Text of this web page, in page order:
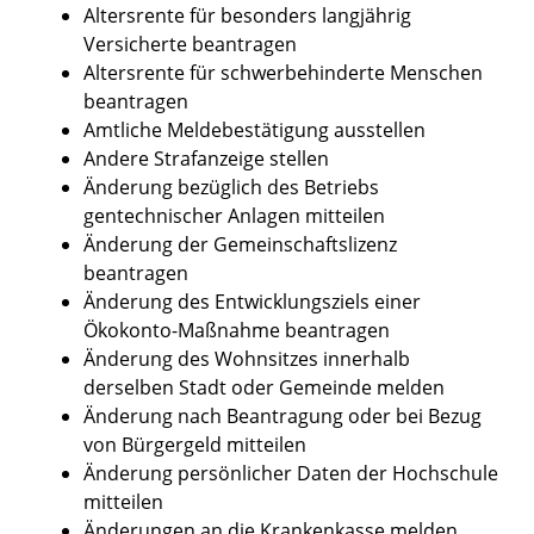
Altersrente für besonders langjährig
Versicherte beantragen
Altersrente für schwerbehinderte Menschen
beantragen
Amtliche Meldebestätigung ausstellen
Andere Strafanzeige stellen
Änderung bezüglich des Betriebs
gentechnischer Anlagen mitteilen
Änderung der Gemeinschaftslizenz
beantragen
Änderung des Entwicklungsziels einer
Ökokonto-Maßnahme beantragen
Änderung des Wohnsitzes innerhalb
derselben Stadt oder Gemeinde melden
Änderung nach Beantragung oder bei Bezug
von Bürgergeld mitteilen
Änderung persönlicher Daten der Hochschule
mitteilen